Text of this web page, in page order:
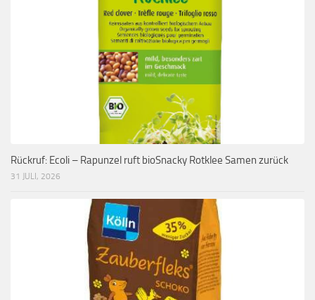
Rückruf: Ecoli – Rapunzel ruft bioSnacky Rotklee Samen zurück
31 JULI, 2026